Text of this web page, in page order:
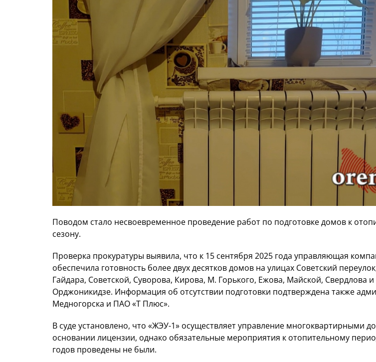
Поводом стало несвоевременное проведение работ по подготовке домов к
сезону.
Проверка прокуратуры выявила, что к 15 сентября 2025 года управляющая
обеспечила готовность более двух десятков домов на улицах Советский
Гайдара, Советской, Суворова, Кирова, М. Горького, Ежова, Майской, Свердлова и
Орджоникидзе. Информация об отсутствии подготовки подтверждена также
Медногорска и ПАО «Т Плюс».
В суде установлено, что «ЖЭУ-1» осуществляет управление многоквартирными
основании лицензии, однако обязательные мероприятия к отопительному
годов проведены не были.